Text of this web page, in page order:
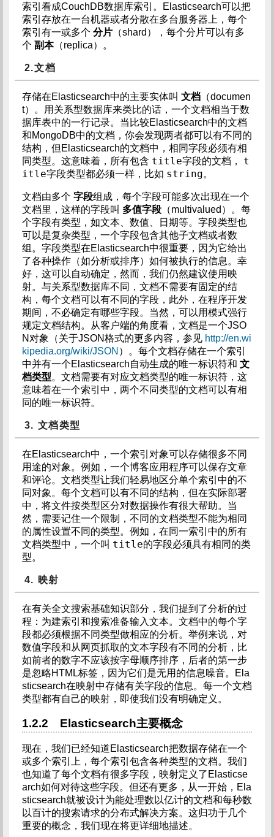
索引看成CouchDB数据库索引。Elasticsearch可以把
索引存放在一台机器或者分散在多台服务器上，每个
索引有一或多个 分片（shard），每个分片可以有多
个 副本（replica）。
2.文档
存储在Elasticsearch中的主要实体叫 文档（documen
t）。用关系型数据库来类比的话，一个文档相当于数
据库表中的一行记录。当比较Elasticsearch中的文档
和MongoDB中的文档，你会发现两者都可以有不同的
结构，但Elasticsearch的文档中，相同字段必须有相
同类型。这意味着，所有包含 title字段的文档， t
itle字段类型都必须一样，比如 string。
文档由多个 字段组成，每个字段可能多次出现在一个
文档里，这样的字段叫 多值字段（multivalued）。每
个字段有类型，如文本、数值、日期等。字段类型也
可以是复杂类型，一个字段包含其他子文档或者数
组。字段类型在Elasticsearch中很重要，因为它给出
了各种操作（如分析或排序）如何被执行的信息。幸
好，这可以自动确定，然而，我们仍然建议使用映
射。与关系型数据库不同，文档不需要有固定的结
构，每个文档可以有不同的字段，此外，在程序开发
期间，不必确定有哪些字段。当然，可以用模式强行
规定文档结构。从客户端的角度看，文档是一个JSO
N对象（关于JSON格式的更多内容，参见 http://en.wi
kipedia.org/wiki/JSON ）。每个文档存储在一个索引
中并有一个Elasticsearch自动生成的唯一标识符和 文
档类型。文档需要有对应文档类型的唯一标识符，这
意味着在一个索引中，两个不同类型的文档可以有相
同的唯一标识符。
3. 文档类型
在Elasticsearch中，一个索引对象可以存储很多不同
用途的对象。例如，一个博客应用程序可以保存文章
和评论。文档类型让我们轻易地区分单个索引中的不
同对象。每个文档可以有不同的结构，但在实际部署
中，将文件按类型区分对数据操作有很大帮助。当
然，需要记住一个限制，不同的文档类型不能为相同
的属性设置不同的类型。例如，在同一索引中的所有
文档类型中，一个叫 title的字段必须具有相同的类
型。
4. 映射
在有关全文搜索基础知识部分，我们提到了分析的过
程：为建索引和搜索准备输入文本。文档中的每个字
段都必须根据不同类型做相应的分析。举例来说，对
数值字段和从网页抓取的文本字段有不同的分析，比
如前者的数字不应该按字母顺序排序，后者的第一步
是忽略HTML标签，因为它们是无用的信息噪音。Ela
sticsearch在映射中存储有关字段的信息。每一个文档
类型都有自己的映射，即使我们没有明确定义。
1.2.2 Elasticsearch主要概念
现在，我们已经知道Elasticsearch把数据存储在一个
或多个索引上，每个索引包含各种类型的文档。我们
也知道了每个文档有很多字段，映射定义了Elasticse
arch如何对待这些字段。但还有更多，从一开始，Ela
sticsearch就被设计为能处理数以亿计的文档和每秒数
以百计的搜索请求的分布式解决方案。这归功于几个
重要的概念，我们现在将更详细地描述。